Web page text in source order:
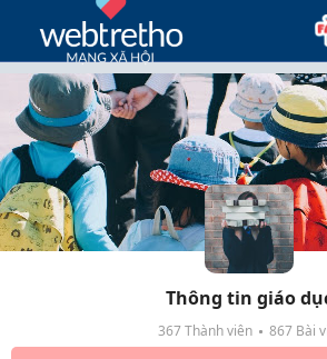
Thông tin giáo
367 Thành viên 867 Bài